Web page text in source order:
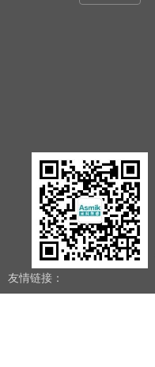
友情链接：